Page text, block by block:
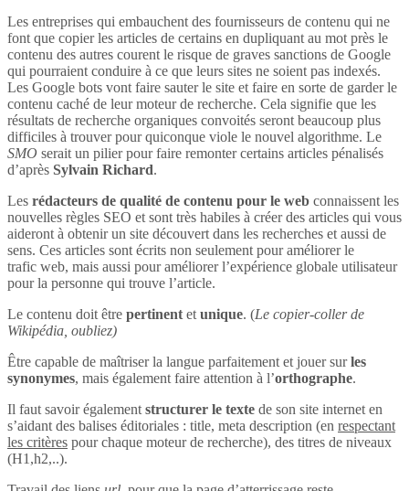
Les entreprises qui embauchent des fournisseurs de contenu qui ne
font que copier les articles de certains en dupliquant au mot près le
contenu des autres courent le risque de graves sanctions de Google
qui pourraient conduire à ce que leurs sites ne soient pas indexés.
Les Google bots vont faire sauter le site et faire en sorte de garder le
contenu caché de leur moteur de recherche. Cela signifie que les
résultats de recherche organiques convoités seront beaucoup plus
difficiles à trouver pour quiconque viole le nouvel algorithme. Le
SMO serait un pilier pour faire remonter certains articles pénalisés
d’après Sylvain Richard.
Les rédacteurs de qualité de contenu pour le web connaissent les
nouvelles règles SEO et sont très habiles à créer des articles qui vous
aideront à obtenir un site découvert dans les recherches et aussi de
sens. Ces articles sont écrits non seulement pour améliorer le
trafic web, mais aussi pour améliorer l’expérience globale utilisateur
pour la personne qui trouve l’article.
Le contenu doit être pertinent et unique. (Le copier-coller de
Wikipédia, oubliez)
Être capable de maîtriser la langue parfaitement et jouer surles
synonymes, mais également faire attention à l’orthographe.
Il faut savoir également structurer le texte de son site internet en
s’aidant des balises éditoriales : title, meta description (en respectant
les critères pour chaque moteur de recherche), des titres de niveaux
(H1,h2,..).